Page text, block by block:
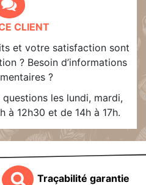
CLIENT
et votre satisfaction sont
? Besoin d’informations
?
les lundi, mardi,
à 12h30 et de 14h à 17h.
Traçabilité garantie